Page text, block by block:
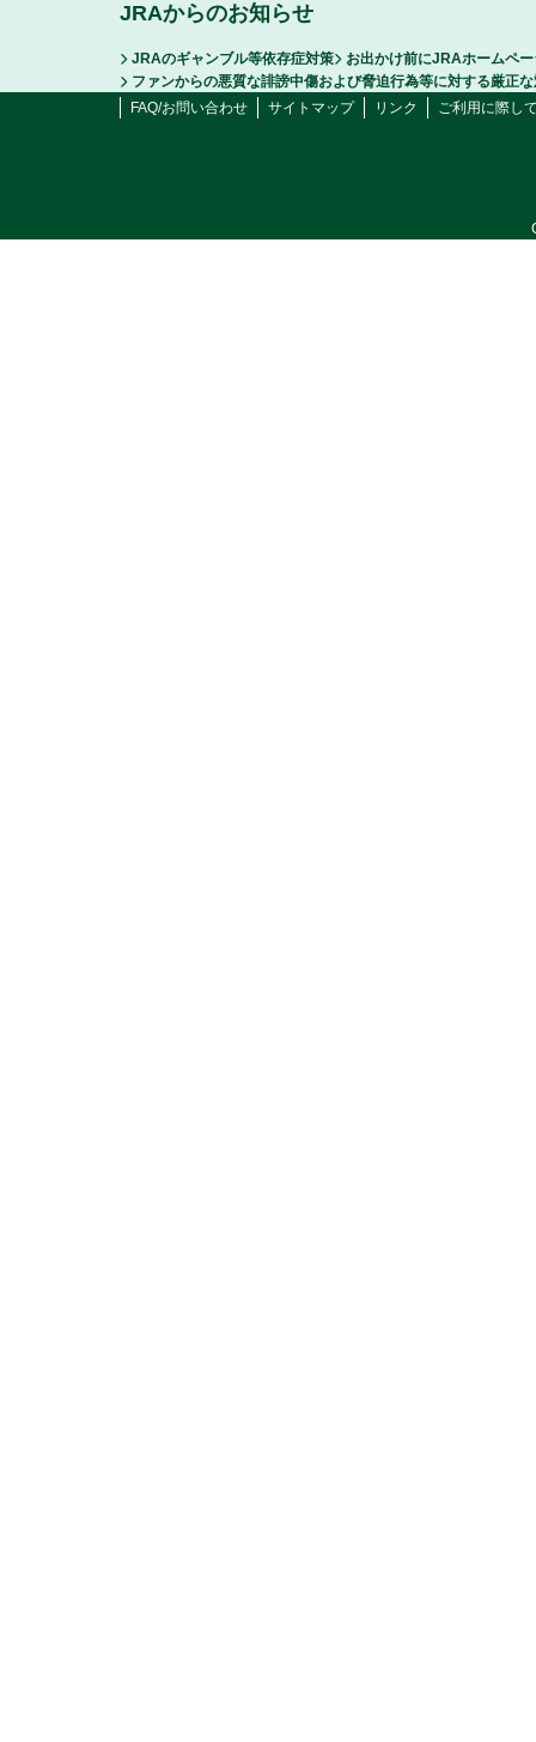
JRAからのお知らせ
JRAのギャンブル等依存症対策
お出かけ前にJRAホームペ
ファンからの悪質な誹謗中傷および脅迫行為等に対する厳正
FAQ/お問い合わせ
サイトマップ リンク ご利用に際し